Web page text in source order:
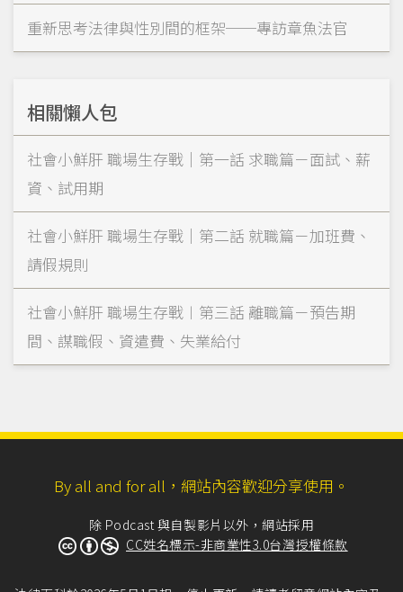
重新思考法律與性別間的框架──專訪章魚法官
相關懶人包
社會小鮮肝 職場生存戰｜第一話 求職篇－面試、薪
資、試用期
社會小鮮肝 職場生存戰｜第二話 就職篇－加班費、
請假規則
社會小鮮肝 職場生存戰︱第三話 離職篇－預告期
間、謀職假、資遣費、失業給付
By all and for all，網站內容歡迎分享使用。
除 Podcast 與自製影片以外，網站採用
CC姓名標示-非商業性3.0台灣授權條款